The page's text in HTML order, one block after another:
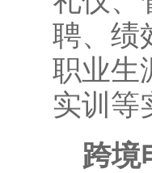
聘、绩
职业生
实训等
跨境